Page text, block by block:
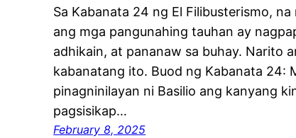
Sa Kabanata 24 ng El Filibusterismo, na
ang mga pangunahing tauhan ay
adhikain, at pananaw sa buhay. Narito
kabanatang ito. Buod ng Kabanata 24:
pinagninilayan ni Basilio ang kanyang
pagsisikap…
February 8, 2025